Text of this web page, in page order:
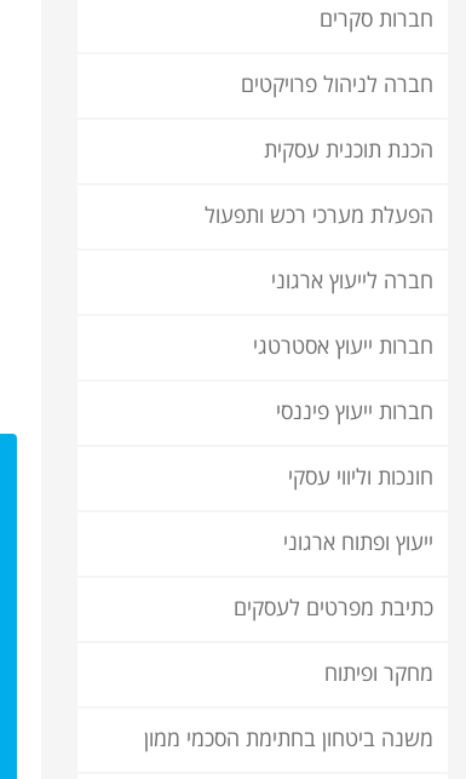
חברות סקרים
חברה לניהול פרויקטים
הכנת תוכנית עסקית
הפעלת מערכי רכש ותפעול
חברה לייעוץ ארגוני
חברות ייעוץ אסטרטגי
חברות ייעוץ פיננסי
חונכות וליווי עסקי
ייעוץ ופתוח ארגוני
כתיבת מפרטים לעסקים
מחקר ופיתוח
משנה ביטחון בחתימת הסכמי ממון